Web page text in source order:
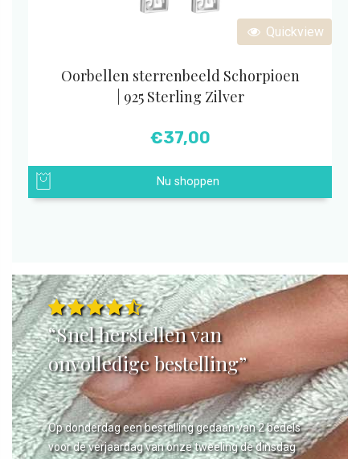
Quickview
Oorbellen sterrenbeeld Schorpioen
| 925 Sterling Zilver
€37,00
Nu shoppen
“Snel herstellen van
onvolledige bestelling”
Op donderdag een bestelling gedaan van 2 bedels
voor de verjaardag van onze tweeling de dinsdag